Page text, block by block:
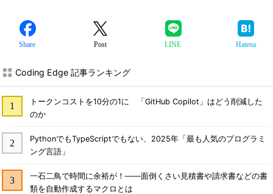
Share Post LINE Hatena
Coding Edge 記事ランキング
トークンコストを10分の1に 「GitHub Copilot」はどう削減した
のか
PythonでもTypeScriptでもない、2025年「最も人気のプログラミ
ング言語」
一石二鳥で時間に余裕が！――面倒くさい見積書や請求書などの書
類を自動作成するマクロとは